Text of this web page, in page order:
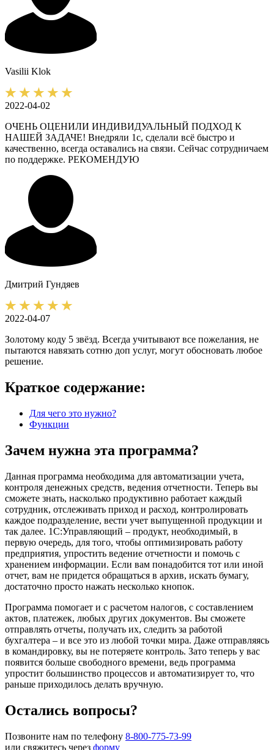
Vasilii Klok
2022-04-02
ОЧЕНЬ ОЦЕНИЛИ ИНДИВИДУАЛЬНЫЙ ПОДХОД К
НАШЕЙ ЗАДАЧЕ! Внедряли 1с, сделали всё быстро и
качественно, всегда оставались на связи. Сейчас сотрудничаем
по поддержке. РЕКОМЕНДУЮ
Дмитрий Гундяев
2022-04-07
Золотому коду 5 звёзд. Всегда учитывают все пожелания, не
пытаются навязать сотню доп услуг, могут обосновать любое
решение.
Краткое содержание:
Для чего это нужно?
Функции
Зачем нужна эта программа?
Данная программа необходима для автоматизации учета,
контроля денежных средств, ведения отчетности. Теперь вы
сможете знать, насколько продуктивно работает каждый
сотрудник, отслеживать приход и расход, контролировать
каждое подразделение, вести учет выпущенной продукции и
так далее. 1С:Управляющий – продукт, необходимый, в
первую очередь, для того, чтобы оптимизировать работу
предприятия, упростить ведение отчетности и помочь с
хранением информации. Если вам понадобится тот или иной
отчет, вам не придется обращаться в архив, искать бумагу,
достаточно просто нажать несколько кнопок.
Программа помогает и с расчетом налогов, с составлением
актов, платежек, любых других документов. Вы сможете
отправлять отчеты, получать их, следить за работой
бухгалтера – и все это из любой точки мира. Даже отправляясь
в командировку, вы не потеряете контроль. Зато теперь у вас
появится больше свободного времени, ведь программа
упростит большинство процессов и автоматизирует то, что
раньше приходилось делать вручную.
Остались вопросы?
Позвоните нам по телефону 8-800-775-73-99
или свяжитесь через форму